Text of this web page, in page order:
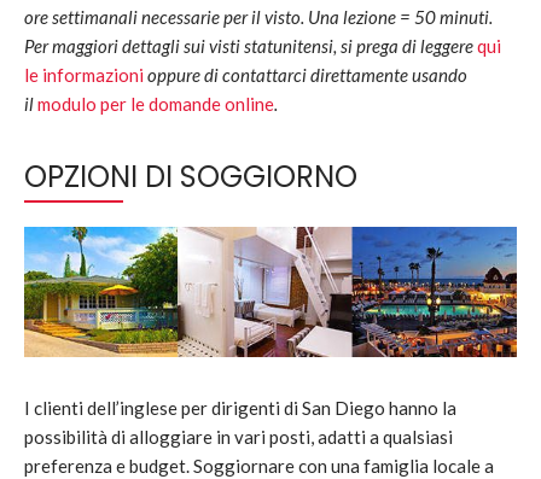
ore settimanali necessarie per il visto. Una lezione = 50 minuti.
Per maggiori dettagli sui visti statunitensi, si prega di leggerequi
le informazioni oppure di contattarci direttamente usando
ilmodulo per le domande online.
OPZIONI DI SOGGIORNO
I clienti dell’inglese per dirigenti di San Diego hanno la
possibilità di alloggiare in vari posti, adatti a qualsiasi
preferenza e budget. Soggiornare con una famiglia locale a